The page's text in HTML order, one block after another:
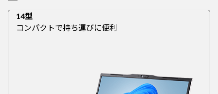
14型
コンパクトで持ち運びに便利